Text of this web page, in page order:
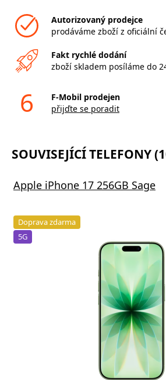
Autorizovaný prodejce
prodáváme zboží z oficiální
Fakt rychlé dodání
zboží skladem posíláme do
6
F-Mobil prodejen
přijďte se poradit
SOUVISEJÍCÍ TELEFONY
Apple iPhone 17 256GB Sage
Doprava zdarma
5G